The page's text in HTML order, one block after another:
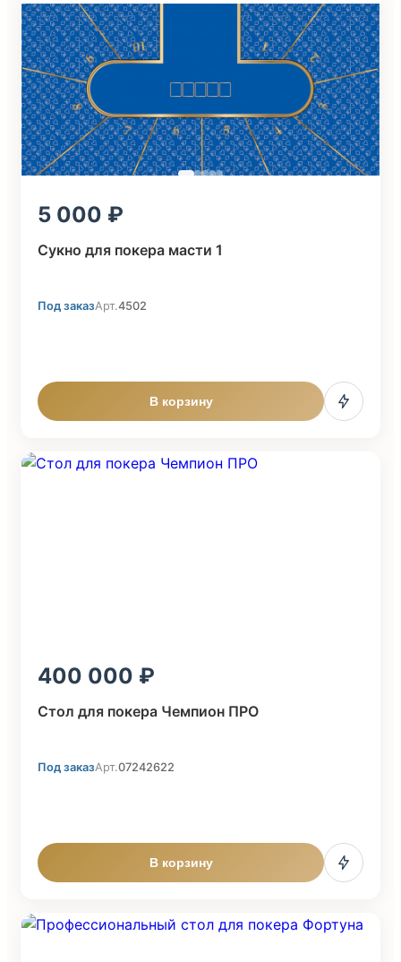
5 000
Сукно для покера масти 1
Под заказАрт.4502
В корзину
400 000
Стол для покера Чемпион ПРО
Под заказАрт.07242622
В корзину